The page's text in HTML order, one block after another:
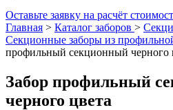
Оставьте заявку на расчёт
Главная > Каталог заборов >
Секционные заборы из
профильный секционный черного
Забор профильный
черного цвета